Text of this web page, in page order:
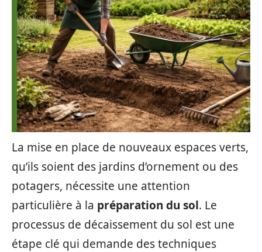
La mise en place de nouveaux espaces verts,
qu’ils soient des jardins d’ornement ou des
potagers, nécessite une attention
particulière à la préparation du sol. Le
processus de décaissement du sol est une
étape clé qui demande des techniques